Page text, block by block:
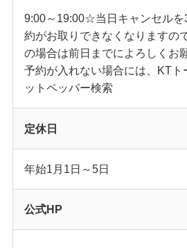
9:00～19:00☆当日キャンセルを
約がお取りできなくなりますの
の場合は前日までによろしく
予約が入れない場合には、KTト
ットペッパー検索
定休日
年始1月1日～5日
公式HP